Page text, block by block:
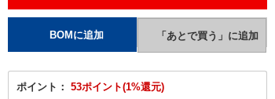
ポイント： 53ポイント(1%還元)